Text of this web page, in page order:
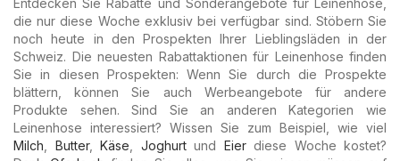
Entdecken Sie Rabatte und Sonderangebote für Leinenhose,
die nur diese Woche exklusiv bei verfügbar sind. Stöbern Sie
noch heute in den Prospekten Ihrer Lieblingsläden in der
Schweiz. Die neuesten Rabattaktionen für Leinenhose finden
Sie in diesen Prospekten: Wenn Sie durch die Prospekte
blättern, können Sie auch Werbeangebote für andere
Produkte sehen. Sind Sie an anderen Kategorien wie
Leinenhose interessiert? Wissen Sie zum Beispiel, wie viel
Milch
Butter, Käse Joghurtund Eierdiese Woche kostet?